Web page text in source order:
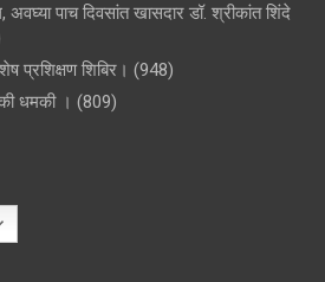
पाच दिवसांत खासदार डॉ. श्रीकांत शिंदे
प्रशिक्षण शिबिर। (948)
धमकी । (809)